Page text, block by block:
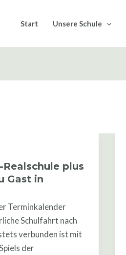
Start Unsere Schule
plus
Gast in
Terminkalender
Schulfahrt nach
verbunden ist mit
der